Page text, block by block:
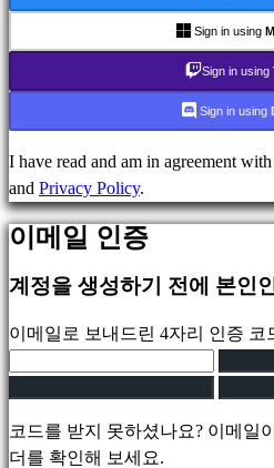
Indie
games
Puzzle
games
Fighting
games
모
회
Sign in using
Sign in using
Sign in using
I have read and am in agreement
and Privacy Policy.
이메일 인증
계정을 생성하기 전에 본인
이메일로 보내드린 4자리 인증 코
코드를 받지 못하셨나요? 이메일
더를 확인해 보세요.